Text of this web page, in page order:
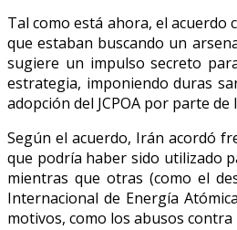
Tal como está ahora, el
que estaban buscando un
sugiere un impulso secreto
estrategia, imponiendo duras
adopción del JCPOA por parte de
Según el acuerdo, Irán acordó
que podría haber sido utilizado
mientras que otras (como el
Internacional de Energía
motivos, como los abusos